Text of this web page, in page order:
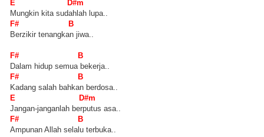
E D#m
Mungkin kita sudahlah lupa..
F# B
Berzikir tenangkan jiwa..
F# B
Dalam hidup semua bekerja..
F# B
Kadang salah bahkan berdosa..
E D#m
Jangan-janganlah berputus asa..
F# B
Ampunan Allah selalu terbuka..